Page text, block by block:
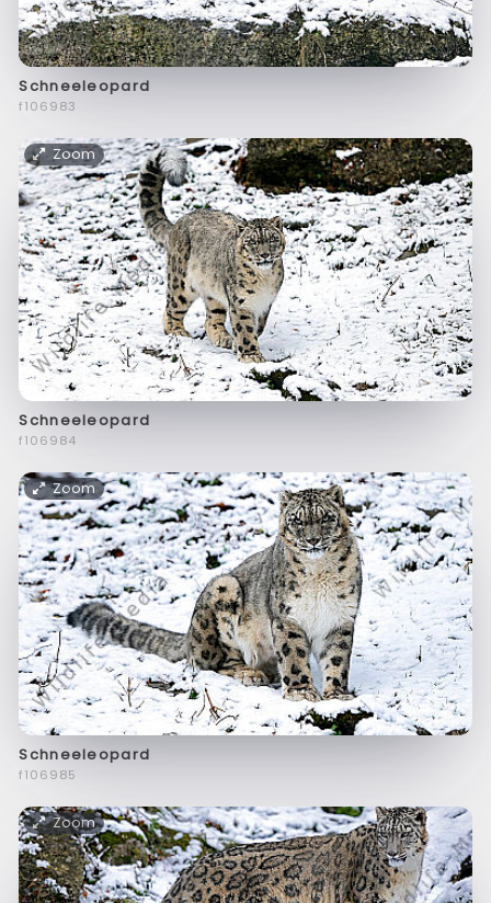
Schneeleopard
f106983
Zoom
Schneeleopard
f106984
Zoom
Schneeleopard
f106985
Zoom